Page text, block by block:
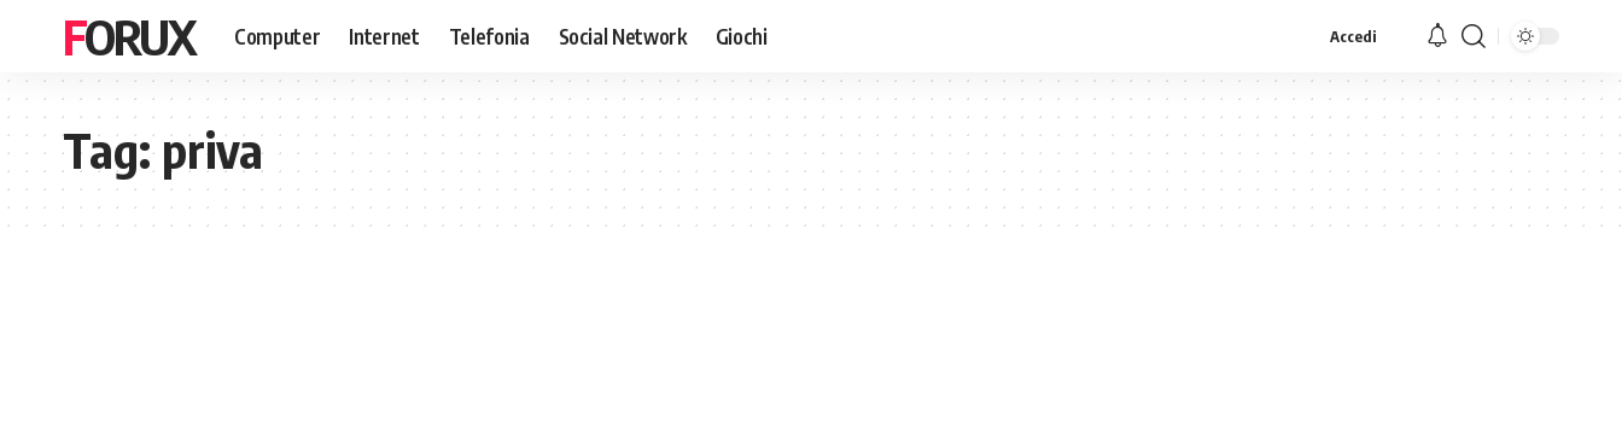
FORUX Computer Internet Telefonia Social Network Giochi Accedi
Tag:priva